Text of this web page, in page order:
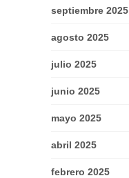
septiembre 2025
agosto 2025
julio 2025
junio 2025
mayo 2025
abril 2025
febrero 2025